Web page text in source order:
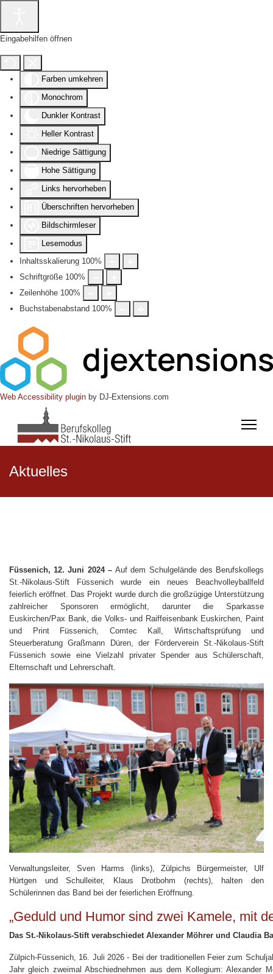
Eingabehilfen öffnen
Farben umkehren
Monochrom
Dunkler Kontrast
Heller Kontrast
Niedrige Sättigung
Hohe Sättigung
Links hervorheben
Überschriften hervorheben
Bildschirmleser
Lesemodus
Inhaltsskalierung 100%
Schriftgröße 100%
Zeilenhöhe 100%
Buchstabenabstand 100%
Web Accessibility plugin by DJ-Extensions.com
Aktuelles
Füssenich, 12. Juni 2024 –Auf dem Schulgelände des Berufskollegs
St.-Nikolaus-Stift Füssenich wurde ein neues Beachvolleyballfeld
feierlich eröffnet. Das Projekt wurde durch die großzügige Unterstützung
zahlreicher Sponsoren ermöglicht, darunter die Sparkasse
Euskirchen/Pax Bank, die Volks- und Raiffeisenbank Euskirchen, Paint
und Print Füssenich, Comtec Kall, Wirtschaftsprüfung und
Steuerberatung Graßmann Düren, der Förderverein St.-Nikolaus-Stift
Füssenich sowie eine Vielzahl privater Spender aus Schülerschaft,
Elternschaft und Lehrerschaft.
Verwaltungsleiter, Sven Harms (links), Zülpichs Bürgermeister, Ulf
Hürtgen und Schulleiter, Klaus Drotbohm (rechts), halten den
Schülerinnen das Band bei der feierlichen Eröffnung.
„Geduld und Humor sind zwei Kamele, mit
Das St.-Nikolaus-Stift verabschiedet Alexander Möhrer und Claudia
Zülpich-Füssenich, 16. Juli 2026 - Bei der traditionellen Feier zum
Jahr gleich zweimal Abschiednehmen aus dem Kollegium: Alexander